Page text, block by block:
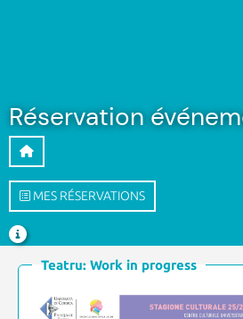
Réservation
MES RÉSERVATIONS
Teatru: Work in progress